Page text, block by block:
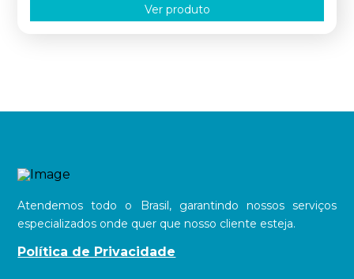
Ver produto
Atendemos todo o Brasil, garantindo nossos serviços
especializados onde quer que nosso cliente esteja.
Política de Privacidade